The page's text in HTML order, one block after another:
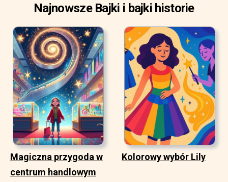
Najnowsze Bajki i bajki historie
Magiczna przygoda w
centrum handlowym
Kolorowy wybór Lily